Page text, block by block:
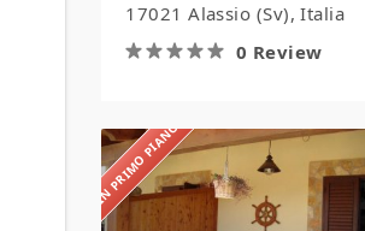
17021 Alassio (Sv), Italia
0 Review
IN PRIMO PIANO Residence
Ficodindia